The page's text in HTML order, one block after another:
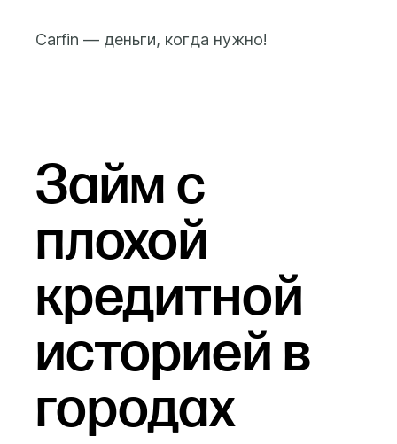
рублей) и срок займа (до
(техпаспорта) на
автомобиль.
Заем выдается на
банковскую карту,
заемщика. После
заполнения анкеты и
проверки данных
системой ответ по Вашей
заявке будет доступен в
Личном кабинете.
Carfin — деньги, когда нужно!
Займ с
плохой
кредитной
историей в
городах